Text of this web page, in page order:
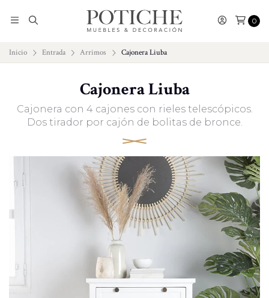
0
Inicio Entrada Arrimos Cajonera Liuba
Cajonera Liuba
Cajonera con 4 cajones con rieles telescópicos.
Dos tirador por cajón de bolitas de bronce.